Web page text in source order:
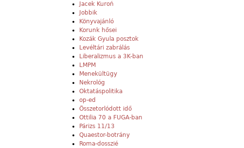
Jacek Kuroń
Jobbik
Könyvajánló
Korunk hősei
Kozák Gyula posztok
Levéltári zabrálás
Liberalizmus a 3K-ban
LMPM
Menekültügy
Nekrológ
Oktatáspolitika
op-ed
Összetorlódott idő
Ottilia 70 a FUGA-ban
Párizs 11/13
Quaestor-botrány
Roma-dosszié